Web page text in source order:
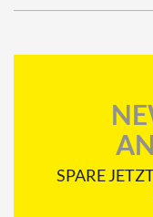
SPARE